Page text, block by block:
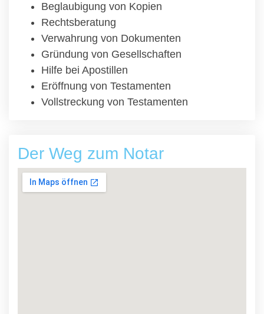
Beglaubigung von Kopien
Rechtsberatung
Verwahrung von Dokumenten
Gründung von Gesellschaften
Hilfe bei Apostillen
Eröffnung von Testamenten
Vollstreckung von Testamenten
Der Weg zum Notar